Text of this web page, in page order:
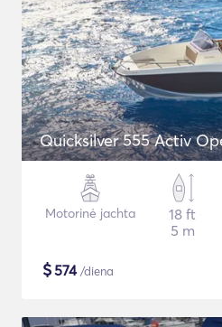
Quicksilver 555 Activ
Motorinė jachta
18 ft
5 m
$574/diena